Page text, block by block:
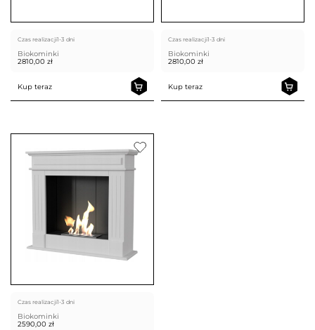
Czas realizacji1-3 dni
Biokominki
2810,00 zł
Kup teraz
Czas realizacji1-3 dni
Biokominki
2810,00 zł
Kup teraz
Czas realizacji1-3 dni
Biokominki
2590,00 zł